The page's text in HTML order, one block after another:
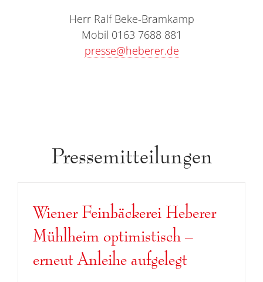
Herr Ralf Beke-Bramkamp
Mobil 0163 7688 881
presse@heberer.de
Pressemitteilungen
Wiener Feinbäckerei Heberer
Mühlheim optimistisch –
erneut Anleihe aufgelegt